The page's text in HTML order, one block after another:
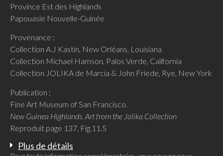
Province Est des Highlands
Papouasie Nouvelle-Guinée
Provenance :
Collection A.J Kastin, New Orléans, Louisiana
Collection Michael Hamson, Palos Verde, California
Collection JOLIKA de Marcia & John Friede, Rye, New York
Publication :
Fine Art Museum of San Francisco.
New Guinea Highlands. Art from the Jolika Collection
Reproduit page 137, Fig.11.5
Plus de détails